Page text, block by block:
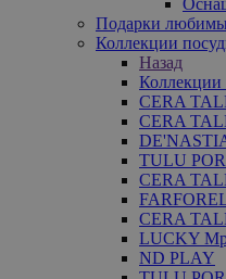
Подарки
Коллекции
Назад
Коллекции
CERA
CERA
TULU
CERA
CERA
LUCKY
ND PLAY